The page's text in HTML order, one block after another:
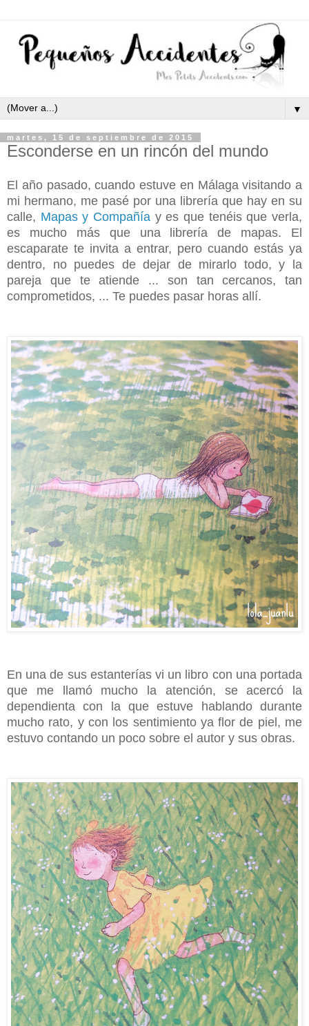
▼
martes, 15 de septiembre de 2015
Esconderse en un rincón del mundo
El año pasado, cuando estuve en Málaga visitando a
mi hermano, me pasé por una librería que hay en su
calle, Mapas y Compañía y es que tenéis que verla,
es mucho más que una librería de mapas. El
escaparate te invita a entrar, pero cuando estás ya
dentro, no puedes de dejar de mirarlo todo, y la
pareja que te atiende ... son tan cercanos, tan
comprometidos, ... Te puedes pasar horas allí.
En una de sus estanterías vi un libro con una portada
que me llamó mucho la atención, se acercó la
dependienta con la que estuve hablando durante
mucho rato, y con los sentimiento ya flor de piel, me
estuvo contando un poco sobre el autor y sus obras.